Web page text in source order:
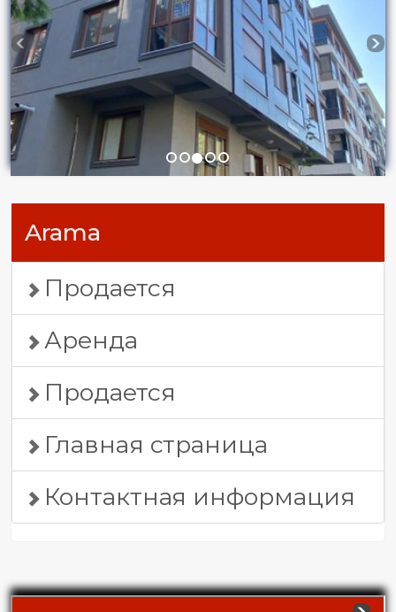
Arama
Продается
Аренда
Продается
Главная страница
Контактная информация